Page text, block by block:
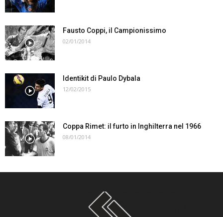
Fausto Coppi, il Campionissimo
02/01/2014
Identikit di Paulo Dybala
12/02/2015
Coppa Rimet: il furto in Inghilterra nel 1966
08/01/2014